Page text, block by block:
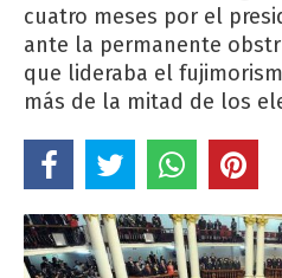
cuatro meses por el
ante la permanente
que lideraba el
más de la mitad de los